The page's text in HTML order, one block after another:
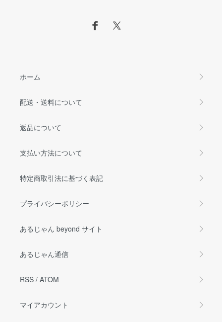
ホーム
配送・送料について
返品について
支払い方法について
特定商取引法に基づく表記
プライバシーポリシー
あるじゃん beyond サイト
あるじゃん通信
RSS / ATOM
マイアカウント